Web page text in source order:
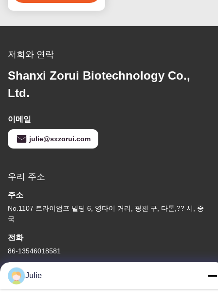
저희와 연락
Shanxi Zorui Biotechnology Co.,
Ltd.
이메일
julie@sxzorui.com
우리 주소
주소
No.1107 트라이엄프 빌딩 6, 영타이 거리, 핑첸 구, 다톤,?? 시, 중
국
전화
86-13546018581
Julie